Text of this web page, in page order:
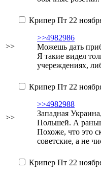
>>
Крипер Пт 22
>>4982986
Можешь дать
Я такие видел
учереждениях,
>>
Крипер Пт 22
>>4982988
Западная
Польшей. А
Похоже, что это
советские, а не
Крипер Пт 22